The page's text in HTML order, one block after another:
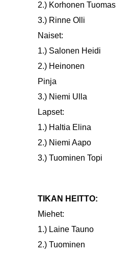
2.) Korhonen Tuomas
3.) Rinne Olli
Naiset:
1.) Salonen Heidi
2.) Heinonen
Pinja
3.) Niemi Ulla
Lapset:
1.) Haltia Elina
2.) Niemi Aapo
3.) Tuominen Topi
TIKAN HEITTO:
Miehet:
1.) Laine Tauno
2.) Tuominen